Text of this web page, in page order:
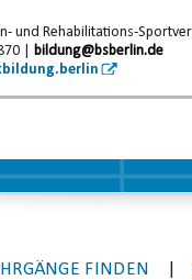
und Rehabilitations-
|bildung@bsberlin.de
FINDEN